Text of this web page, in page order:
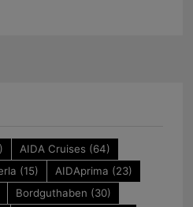
AIDA Cruises (64)
(15) AIDAprima (23)
Bordguthaben (30)